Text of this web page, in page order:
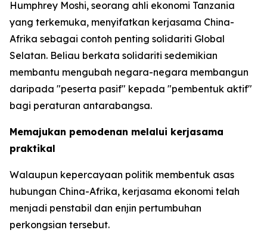
Humphrey Moshi, seorang ahli ekonomi Tanzania
yang terkemuka, menyifatkan kerjasama China-
Afrika sebagai contoh penting solidariti Global
Selatan. Beliau berkata solidariti sedemikian
membantu mengubah negara-negara membangun
daripada "peserta pasif" kepada "pembentuk aktif"
bagi peraturan antarabangsa.
Memajukan pemodenan melalui kerjasama
praktikal
Walaupun kepercayaan politik membentuk asas
hubungan China-Afrika, kerjasama ekonomi telah
menjadi penstabil dan enjin pertumbuhan
perkongsian tersebut.